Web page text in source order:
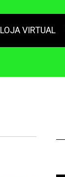
LOJA VIRTUAL